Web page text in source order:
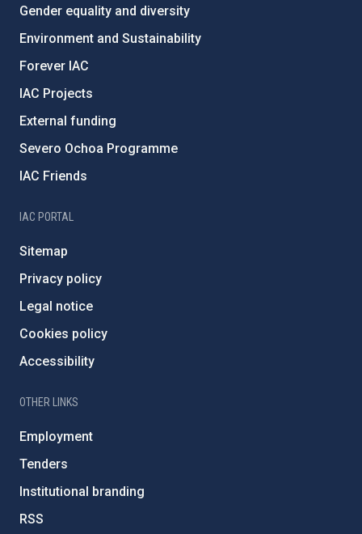
Gender equality and diversity
Environment and Sustainability
Forever IAC
IAC Projects
External funding
Severo Ochoa Programme
IAC Friends
IAC PORTAL
Sitemap
Privacy policy
Legal notice
Cookies policy
Accessibility
OTHER LINKS
Employment
Tenders
Institutional branding
RSS